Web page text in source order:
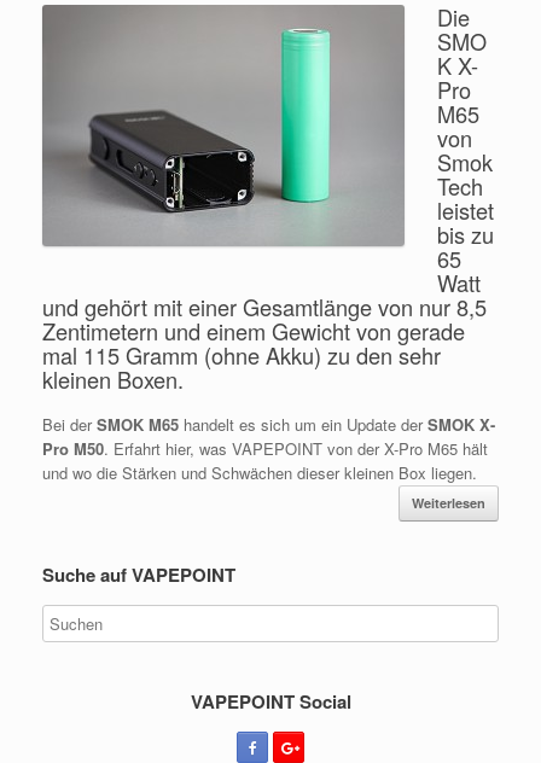
Die
SMO
K X-
Pro
M65
von
Smok
Tech
leistet
bis zu
65
Watt
und gehört mit einer Gesamtlänge von nur 8,5
Zentimetern und einem Gewicht von gerade
mal 115 Gramm (ohne Akku) zu den sehr
kleinen Boxen.
Bei derSMOK M65 handelt es sich um ein Update derSMOK X-
Pro M50. Erfahrt hier, was VAPEPOINT von der X-Pro M65 hält
und wo die Stärken und Schwächen dieser kleinen Box liegen.
Weiterlesen
Suche auf VAPEPOINT
VAPEPOINT Social